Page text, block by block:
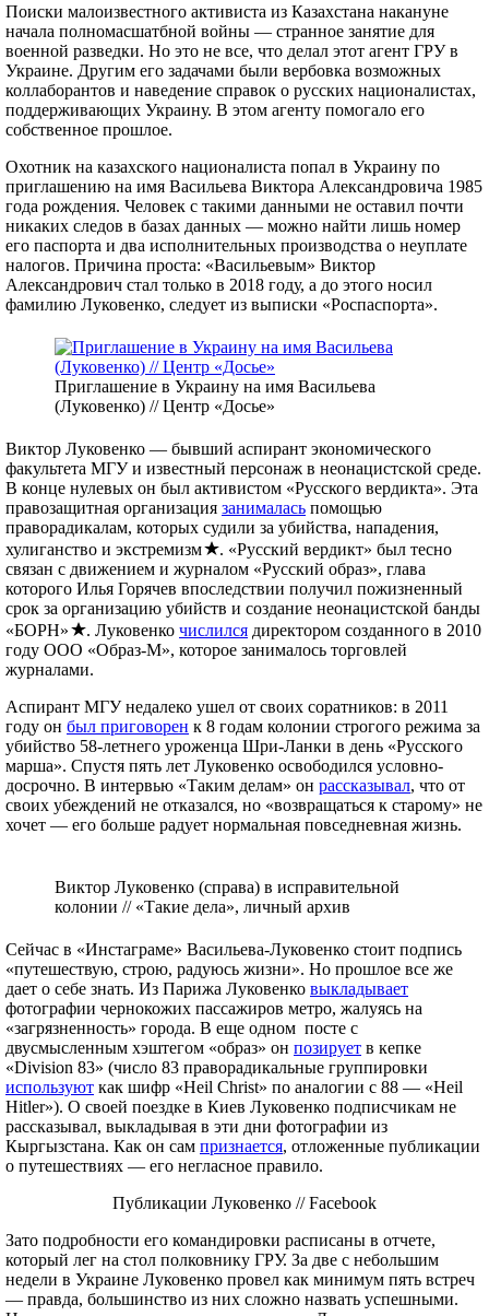
Поиски малоизвестного активиста из Казахстана накануне
начала полномасшатбной войны — странное занятие для
военной разведки. Но это не все, что делал этот агент ГРУ в
Украине. Другим его задачами были вербовка возможных
коллаборантов и наведение справок о русских националистах,
поддерживающих Украину. В этом агенту помогало его
собственное прошлое.
Охотник на казахского националиста попал в Украину по
приглашению на имя Васильева Виктора Александровича 1985
года рождения. Человек с такими данными не оставил почти
никаких следов в базах данных — можно найти лишь номер
его паспорта и два исполнительных производства о неуплате
налогов. Причина проста: «Васильевым» Виктор
Александрович стал только в 2018 году, а до этого носил
фамилию Луковенко, следует из выписки «Роспаспорта».
Приглашение в Украину на имя Васильева
(Луковенко) // Центр «Досье»
Виктор Луковенко — бывший аспирант экономического
факультета МГУ и известный персонаж в неонацистской среде.
В конце нулевых он был активистом «Русского вердикта». Эта
правозащитная организация занималась помощью
праворадикалам, которых судили за убийства, нападения,
хулиганство и экстремизм
. «Русский вердикт» был тесно
связан с движением и журналом «Русский образ», глава
которого Илья Горячев впоследствии получил пожизненный
срок за организацию убийств и создание неонацистской банды
«БОРН»
. Луковенко числился директором созданного в 2010
году ООО «Образ-М», которое занималось торговлей
журналами.
Аспирант МГУ недалеко ушел от своих соратников: в 2011
году он был приговорен к 8 годам колонии строгого режима за
убийство 58-летнего уроженца Шри-Ланки в день «Русского
марша». Спустя пять лет Луковенко освободился условно-
досрочно. В интервью «Таким делам» он рассказывал, что от
своих убеждений не отказался, но «возвращаться к старому» не
хочет — его больше радует нормальная повседневная жизнь.
Виктор Луковенко (справа) в исправительной
колонии // «Такие дела», личный архив
Сейчас в «Инстаграме» Васильева-Луковенко стоит подпись
«путешествую, строю, радуюсь жизни». Но прошлое все же
дает о себе знать. Из Парижа Луковенко выкладывает
фотографии чернокожих пассажиров метро, жалуясь на
«загрязненность» города. В еще одном посте с
двусмысленным хэштегом «образ» он позирует в кепке
«Division 83» (число 83 праворадикальные группировки
используют как шифр «Heil Christ» по аналогии с 88 — «Heil
Hitler»). О своей поездке в Киев Луковенко подписчикам не
рассказывал, выкладывая в эти дни фотографии из
Кыргызстана. Как он сам признается, отложенные публикации
о путешествиях — его негласное правило.
Публикации Луковенко // Facebook
Зато подробности его командировки расписаны в отчете,
который лег на стол полковнику ГРУ. За две с небольшим
недели в Украине Луковенко провел как минимум пять встреч
— правда, большинство из них сложно назвать успешными.